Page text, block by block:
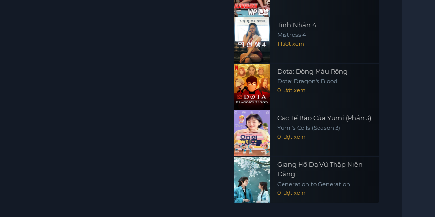
Tình Nhân 4
Mistress 4
1 lượt xem
Dota: Dòng Máu Rồng
Dota: Dragon's Blood
0 lượt xem
Các Tế Bào Của Yumi (Phần 3)
Yumi's Cells (Season 3)
0 lượt xem
Giang Hồ Dạ Vũ Thập Niên
Đăng
Generation to Generation
0 lượt xem